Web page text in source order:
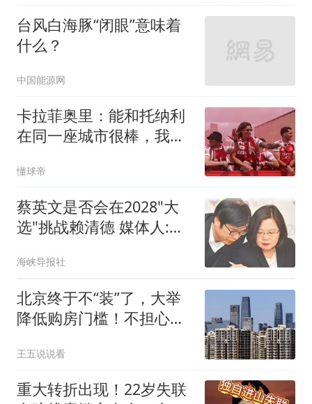
台风白海豚“闭眼”意味着
什么？
中国能源网
卡拉菲奥里：能和托纳利
在同一座城市很棒，我没
懂球帝
蔡英文是否会在2028"大
选"挑战赖清德 媒体人:不
海峡导报社
北京终于不“装”了，大举
降低购房门槛！不担心房
王五说说看
重大转折出现！22岁失联